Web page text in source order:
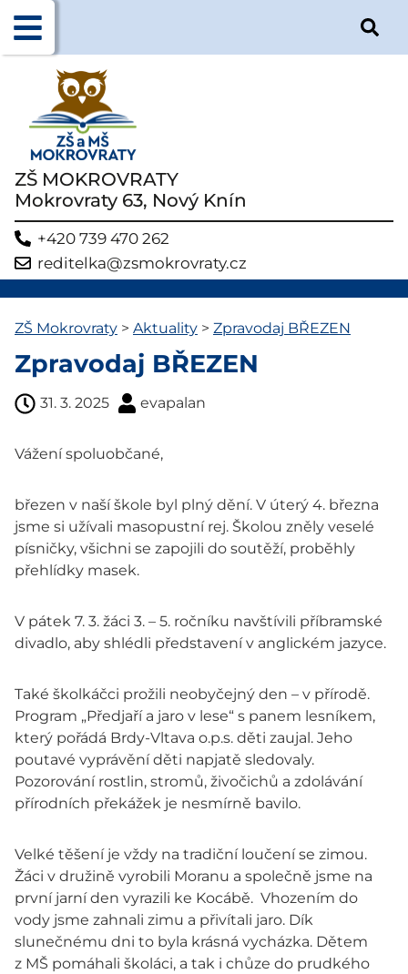
ZŠ MOKROVRATY
Mokrovraty 63, Nový Knín
+420 739 470 262
reditelka@zsmokrovraty.cz
ZŠ Mokrovraty > Aktuality > Zpravodaj BŘEZEN
Zpravodaj BŘEZEN
31. 3. 2025 evapalan
Vážení spoluobčané,
březen v naší škole byl plný dění. V úterý 4. března
jsme si užívali masopustní rej. Školou zněly veselé
písničky, všichni se zapojili do soutěží, proběhly
přehlídky masek.
V pátek 7. 3. žáci 3. – 5. ročníku navštívili příbramské
divadlo, aby shlédli představení v anglickém jazyce.
Také školkáčci prožili neobyčejný den – v přírodě.
Program „Předjaří a jaro v lese“ s panem lesníkem,
který pořádá Brdy-Vltava o.p.s. děti zaujal. Jeho
poutavé vyprávění děti napjatě sledovaly.
Pozorování rostlin, stromů, živočichů a zdolávání
přírodních překážek je nesmírně bavilo.
Velké těšení je vždy na tradiční loučení se zimou.
Žáci v družině vyrobili Moranu a společně jsme na
první jarní den vyrazili ke Kocábě. Vhozením do
vody jsme zahnali zimu a přivítali jaro. Dík
slunečnému dni to byla krásná vycházka. Dětem
z MŠ pomáhali školáci, a tak i chůze do prudkého